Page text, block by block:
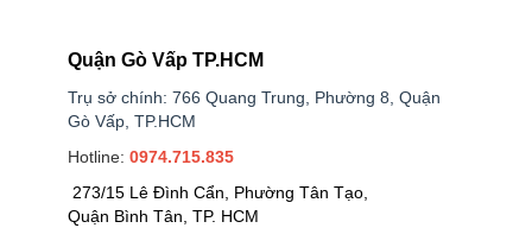
Quận Gò Vấp TP.HCM
Trụ sở chính: 766 Quang Trung, Phường 8, Quận
Gò Vấp, TP.HCM
Hotline: 0974.715.835
273/15 Lê Đình Cẩn, Phường Tân Tạo,
Quận Bình Tân, TP. HCM